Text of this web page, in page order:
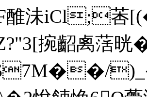
沬iCl;莕[
捥齠禼萿晄